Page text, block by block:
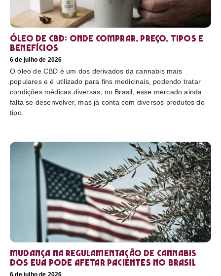
Óleo de CBD: Onde comprar, preço, tipos e
benefícios
6 de julho de 2026
O óleo de CBD é um dos derivados da cannabis mais
populares e é utilizado para fins medicinais, podendo tratar
condições médicas diversas; no Brasil, esse mercado ainda
falta se desenvolver, mas já conta com diversos produtos do
tipo.
Mudança na regulamentação de cannabis
dos EUA pode afetar pacientes no Brasil
6 de julho de 2026